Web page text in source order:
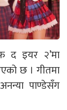
द इयर २’मा
छ । गीतमा
पाण्डेसँग